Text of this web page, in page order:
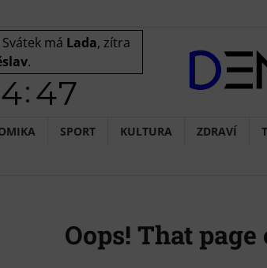
Svátek má Lada, zítra
.
SPORT KULTURA ZDRAVÍ
Oops! That page